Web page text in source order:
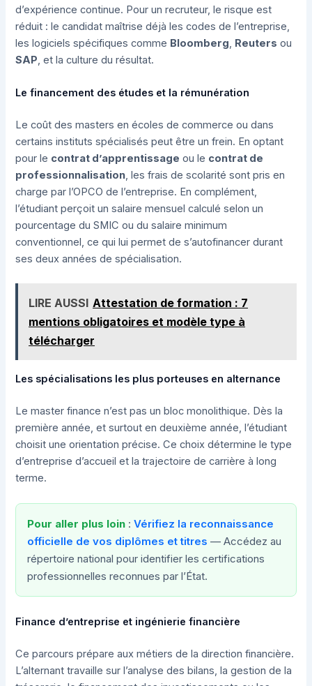
d’expérience continue. Pour un recruteur, le risque est
réduit : le candidat maîtrise déjà les codes de l’entreprise,
les logiciels spécifiques comme Bloomberg Reuters ou
SAP , et la culture du résultat.
Le financement des études et la rémunération
Le coût des masters en écoles de commerce ou dans
certains instituts spécialisés peut être un frein. En optant
pour le contrat d’apprentissage ou le contrat de
professionnalisation, les frais de scolarité sont pris en
charge par l’OPCO de l’entreprise. En complément,
l’étudiant perçoit un salaire mensuel calculé selon un
pourcentage du SMIC ou du salaire minimum
conventionnel, ce qui lui permet de s’autofinancer durant
ses deux années de spécialisation.
LIRE AUSSI Attestation de formation : 7
mentions obligatoires et modèle type à
télécharger
Les spécialisations les plus porteuses en alternance
Le master finance n’est pas un bloc monolithique. Dès la
première année, et surtout en deuxième année, l’étudiant
choisit une orientation précise. Ce choix détermine le type
d’entreprise d’accueil et la trajectoire de carrière à long
terme.
Pour aller plus loin :Vérifiez la reconnaissance
officielle de vos diplômes et titres — Accédez au
répertoire national pour identifier les certifications
professionnelles reconnues par l’État.
Finance d’entreprise et ingénierie financière
Ce parcours prépare aux métiers de la direction financière.
L’alternant travaille sur l’analyse des bilans, la gestion de la